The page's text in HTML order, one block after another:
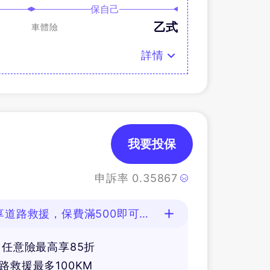
保自己
車體險 乙式
詳情
申訴率 0.35867
我要投保
路救援，保費滿500即可抽
意險最高享85折
救援最多100KM